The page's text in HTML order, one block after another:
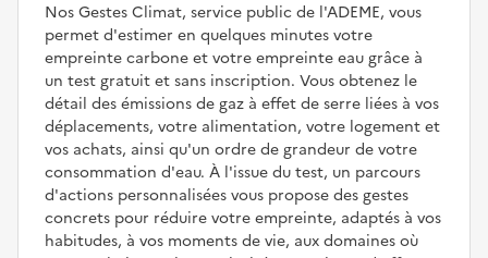
Nos Gestes Climat, service public de l'ADEME, vous
permet d'estimer en quelques minutes votre
empreinte carbone et votre empreinte eau grâce à
un test gratuit et sans inscription. Vous obtenez le
détail des émissions de gaz à effet de serre liées à vos
déplacements, votre alimentation, votre logement et
vos achats, ainsi qu'un ordre de grandeur de votre
consommation d'eau. À l'issue du test, un parcours
d'actions personnalisées vous propose des gestes
concrets pour réduire votre empreinte, adaptés à vos
habitudes, à vos moments de vie, aux domaines où